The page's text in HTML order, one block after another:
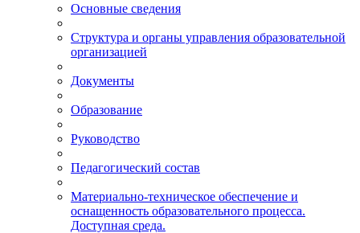
Основные сведения
Структура и органы управления образовательной
организацией
Документы
Образование
Руководство
Педагогический состав
Материально-техническое обеспечение и
оснащенность образовательного процесса.
Доступная среда.